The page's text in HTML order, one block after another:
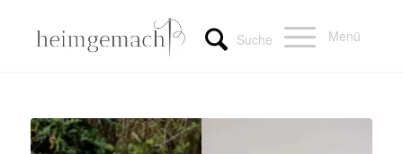
Suche Menü